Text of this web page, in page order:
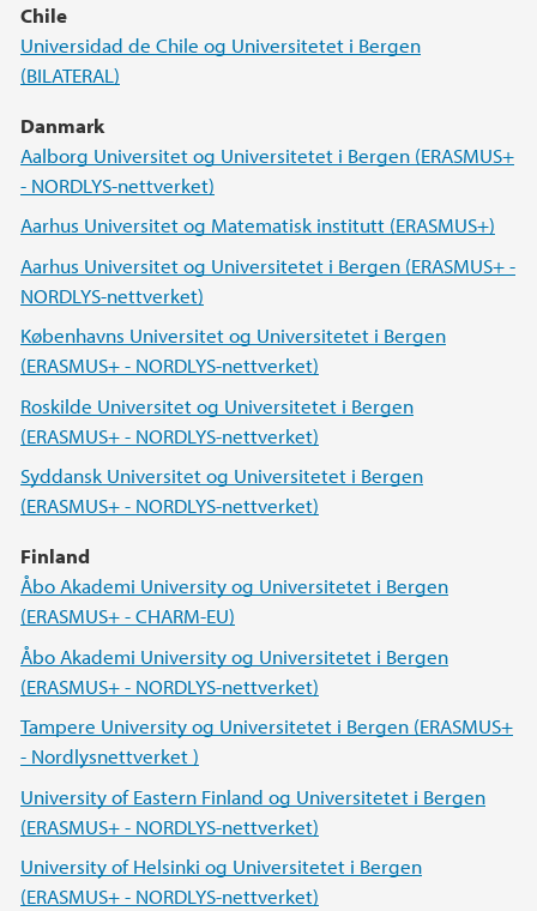
Chile
Universidad de Chile og Universitetet i Bergen
(BILATERAL)
Danmark
Aalborg Universitet og Universitetet i Bergen (ERASMUS+
- NORDLYS-nettverket)
Aarhus Universitet og Matematisk institutt (ERASMUS+)
Aarhus Universitet og Universitetet i Bergen (ERASMUS+ -
NORDLYS-nettverket)
Københavns Universitet og Universitetet i Bergen
(ERASMUS+ - NORDLYS-nettverket)
Roskilde Universitet og Universitetet i Bergen
(ERASMUS+ - NORDLYS-nettverket)
Syddansk Universitet og Universitetet i Bergen
(ERASMUS+ - NORDLYS-nettverket)
Finland
Åbo Akademi University og Universitetet i Bergen
(ERASMUS+ - CHARM-EU)
Åbo Akademi University og Universitetet i Bergen
(ERASMUS+ - NORDLYS-nettverket)
Tampere University og Universitetet i Bergen (ERASMUS+
- Nordlysnettverket )
University of Eastern Finland og Universitetet i Bergen
(ERASMUS+ - NORDLYS-nettverket)
University of Helsinki og Universitetet i Bergen
(ERASMUS+ - NORDLYS-nettverket)